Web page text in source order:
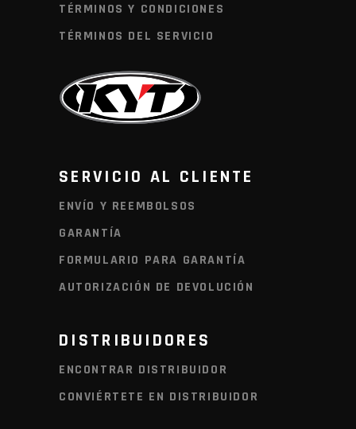
TÉRMINOS Y CONDICIONES
TÉRMINOS DEL SERVICIO
SERVICIO AL CLIENTE
ENVÍO Y REEMBOLSOS
GARANTÍA
FORMULARIO PARA GARANTÍA
AUTORIZACIÓN DE DEVOLUCIÓN
DISTRIBUIDORES
ENCONTRAR DISTRIBUIDOR
CONVIÉRTETE EN DISTRIBUIDOR